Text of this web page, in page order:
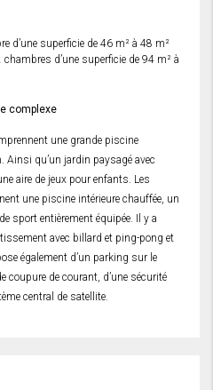
d’une superficie de 46 m² à 48 m²
d’une superficie de 94 m² à
complexe
une grande piscine
Ainsi qu’un jardin paysagé avec
aire de jeux pour enfants. Les
une piscine intérieure chauffée, un
sport entièrement équipée. Il y a
avec billard et ping-pong et
également d’un parking sur le
coupure de courant, d’une sécurité
central de satellite.